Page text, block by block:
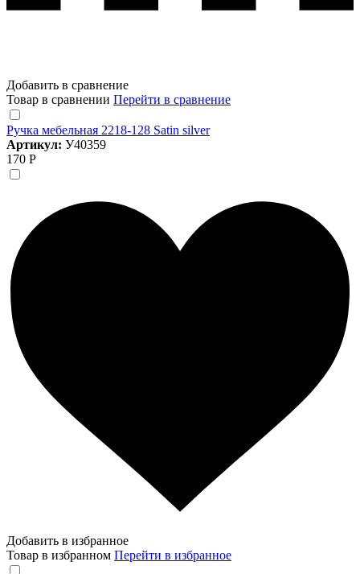
Добавить в сравнение
Товар в сравнении Перейти в сравнение
Ручка мебельная 2218-128 Satin silver
Артикул: У40359
170 Р
Добавить в избранное
Товар в избранном Перейти в избранное